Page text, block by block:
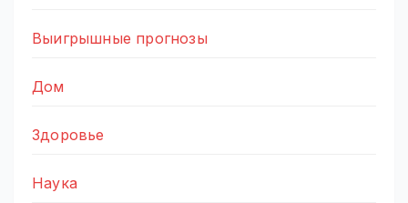
Выигрышные прогнозы
Дом
Здоровье
Наука